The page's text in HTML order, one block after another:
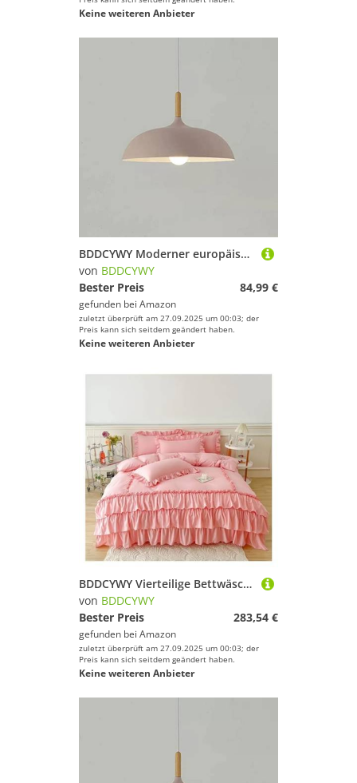
Keine weiteren Anbieter
BDDCYWY Moderner europäischer Makkaron -Chaner für Cafés und Restaurants kreative Hanglampe für Veranda und Loft Single Head Pendant Light mit Topfabdeckung einfach und stilvolles Design (grün 60 *
von BDDCYWY
Bester Preis
84,99 €
gefunden bei Amazon
zuletzt überprüft am 27.09.2025 um 00:03; der
Preis kann sich seitdem geändert haben.
Keine weiteren Anbieter
BDDCYWY Vierteilige Bettwäsche-Set Ruffle Queen Twin Gewaschene Mikrofaser-Bettwäsche Shabby Chic Bauernhaus Duvet Cover Kissen Shams Bett Vier Teile Set (Bianco-King 220x240 cm 3pcs
von BDDCYWY
Bester Preis
283,54 €
gefunden bei Amazon
zuletzt überprüft am 27.09.2025 um 00:03; der
Preis kann sich seitdem geändert haben.
Keine weiteren Anbieter